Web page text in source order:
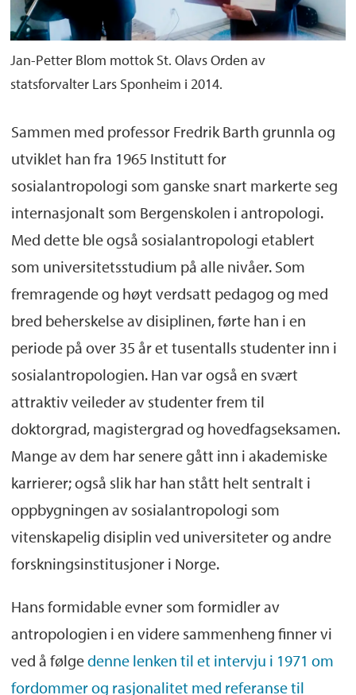
Jan-Petter Blom mottok St. Olavs Orden av
statsforvalter Lars Sponheim i 2014.
Sammen med professor Fredrik Barth grunnla og
utviklet han fra 1965 Institutt for
sosialantropologi som ganske snart markerte seg
internasjonalt som Bergenskolen i antropologi.
Med dette ble også sosialantropologi etablert
som universitetsstudium på alle nivåer. Som
fremragende og høyt verdsatt pedagog og med
bred beherskelse av disiplinen, førte han i en
periode på over 35 år et tusentalls studenter inn i
sosialantropologien. Han var også en svært
attraktiv veileder av studenter frem til
doktorgrad, magistergrad og hovedfagseksamen.
Mange av dem har senere gått inn i akademiske
karrierer; også slik har han stått helt sentralt i
oppbygningen av sosialantropologi som
vitenskapelig disiplin ved universiteter og andre
forskningsinstitusjoner i Norge.
Hans formidable evner som formidler av
antropologien i en videre sammenheng finner vi
ved å følgedenne lenken til et intervju i 1971 om
fordommer og rasjonalitet med referanse til